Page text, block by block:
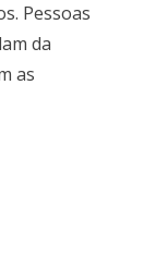
Pessoas
da
as